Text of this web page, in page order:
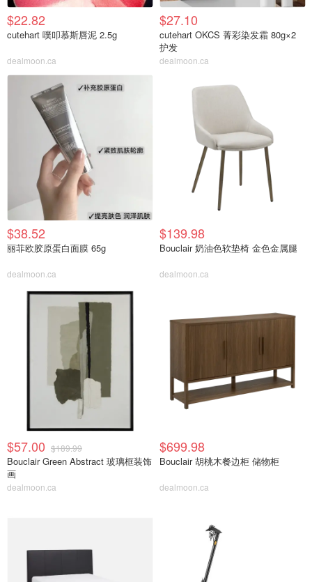
$22.82
cutehart 噗叩慕斯唇泥 2.5g
dealmoon.ca
$27.10
cutehart OKCS 菁彩染发霜 80g×2
护发
dealmoon.ca
$38.52
丽菲欧胶原蛋白面膜 65g
dealmoon.ca
$139.98
Bouclair 奶油色软垫椅 金色金属腿
dealmoon.ca
$57.00 $189.99
Bouclair Green Abstract 玻璃框装饰
画
dealmoon.ca
$699.98
Bouclair 胡桃木餐边柜 储物柜
dealmoon.ca